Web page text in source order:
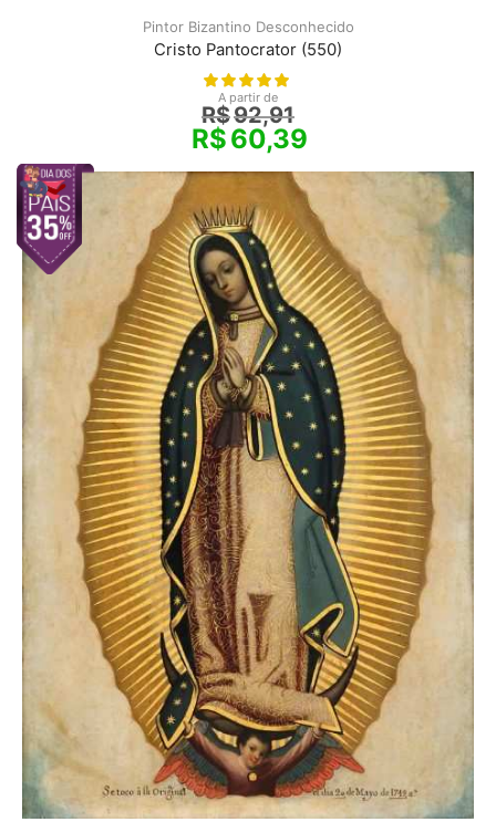
Pintor Bizantino Desconhecido
Cristo Pantocrator (550)
A partir de
R$92,91
R$60,39